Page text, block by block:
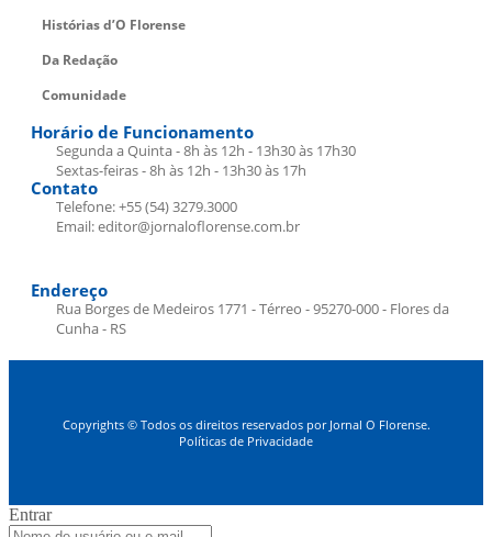
Histórias d’O Florense
Da Redação
Comunidade
Horário de Funcionamento
Segunda a Quinta - 8h às 12h - 13h30 às 17h30
Sextas-feiras - 8h às 12h - 13h30 às 17h
Contato
Telefone: +55 (54) 3279.3000
Email: editor@jornaloflorense.com.br
Endereço
Rua Borges de Medeiros 1771 - Térreo - 95270-000 - Flores da
Cunha - RS
Copyrights © Todos os direitos reservados por Jornal O Florense.
Políticas de Privacidade
Entrar